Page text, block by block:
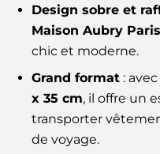
Design sobre et
Maison Aubry Paris
chic et moderne.
Grand format :
x 35 cm, il offre un
transporter
de voyage.